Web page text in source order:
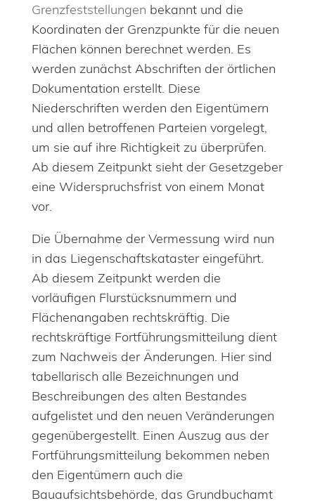
Grenzfeststellungen bekannt und die
Koordinaten der Grenzpunkte für die neuen
Flächen können berechnet werden. Es
werden zunächst Abschriften der örtlichen
Dokumentation erstellt. Diese
Niederschriften werden den Eigentümern
und allen betroffenen Parteien vorgelegt,
um sie auf ihre Richtigkeit zu überprüfen.
Ab diesem Zeitpunkt sieht der Gesetzgeber
eine Widerspruchsfrist von einem Monat
vor.
Die Übernahme der Vermessung wird nun
in das Liegenschaftskataster eingeführt.
Ab diesem Zeitpunkt werden die
vorläufigen Flurstücksnummern und
Flächenangaben rechtskräftig. Die
rechtskräftige Fortführungsmitteilung dient
zum Nachweis der Änderungen. Hier sind
tabellarisch alle Bezeichnungen und
Beschreibungen des alten Bestandes
aufgelistet und den neuen Veränderungen
gegenübergestellt. Einen Auszug aus der
Fortführungsmitteilung bekommen neben
den Eigentümern auch die
Bauaufsichtsbehörde, das Grundbuchamt